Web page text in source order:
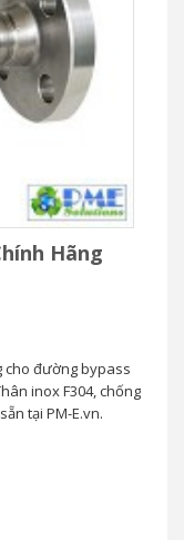
Hãng
cho đường bypass
inox F304, chống
tại PM-E.vn.